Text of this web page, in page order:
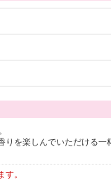
を楽しんでいただける
。